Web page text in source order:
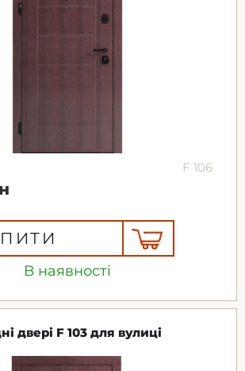
В наявності
F 106
двері F 103 для вулиці